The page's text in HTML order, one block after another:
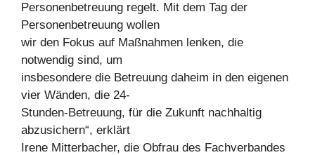
Personenbetreuung regelt. Mit dem Tag der
Personenbetreuung wollen
wir den Fokus auf Maßnahmen lenken, die
notwendig sind, um
insbesondere die Betreuung daheim in den eigenen
vier Wänden, die 24-
Stunden-Betreuung, für die Zukunft nachhaltig
abzusichern“, erklärt
Irene Mitterbacher, die Obfrau des Fachverbandes